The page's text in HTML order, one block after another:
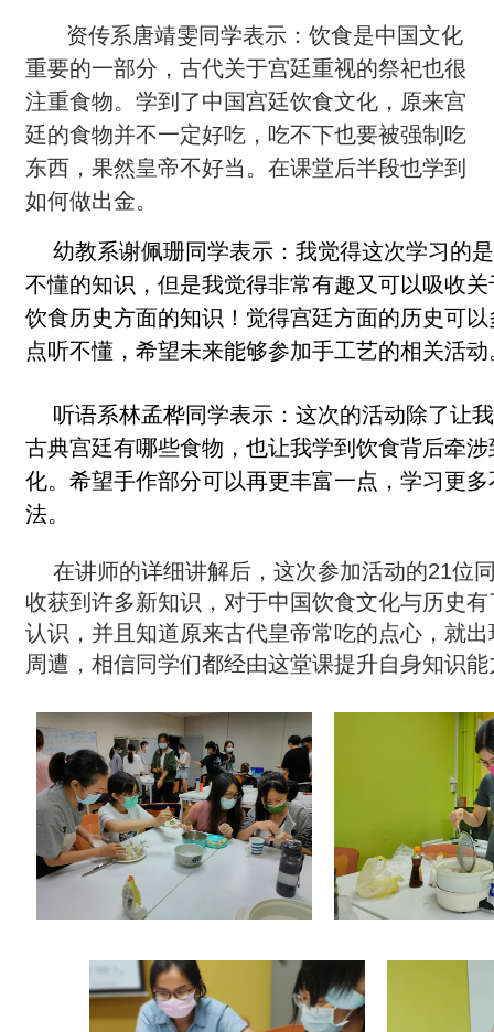
资传系唐靖雯同学表示：饮食是中国文化
重要的一部分，古代关于宫廷重视的祭祀也很
注重食物。学到了中国宫廷饮食文化，原来宫
廷的食物并不一定好吃，吃不下也要被强制吃
东西，果然皇帝不好当。在课堂后半段也学到
如何做出金。
幼教系谢佩珊同学表示：我觉得这次学习的
不懂的知识，但是我觉得非常有趣又可以吸收关
饮食历史方面的知识！觉得宫廷方面的历史可
点听不懂，希望未来能够参加手工艺的相关活动
听语系林孟桦同学表示：这次的活动除了让
古典宫廷有哪些食物，也让我学到饮食背后牵
化。希望手作部分可以再更丰富一点，学习更
法。
在讲师的详细讲解后，这次参加活动的21位
收获到许多新知识，对于中国饮食文化与历史
认识，并且知道原来古代皇帝常吃的点心，就
周遭，相信同学们都经由这堂课提升自身知识能